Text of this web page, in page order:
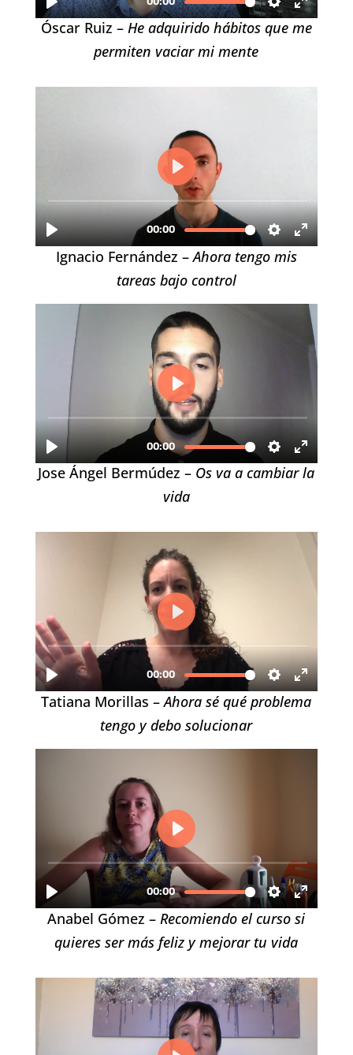
Óscar Ruiz – He adquirido hábitos que me
permiten vaciar mi mente
Ignacio Fernández –Ahora tengo mis
tareas bajo control
Jose Ángel Bermúdez – Os va a cambiar la
vida
Tatiana Morillas –Ahora sé qué problema
tengo y debo solucionar
Anabel Gómez – Recomiendo el curso si
quieres ser más feliz y mejorar tu vida